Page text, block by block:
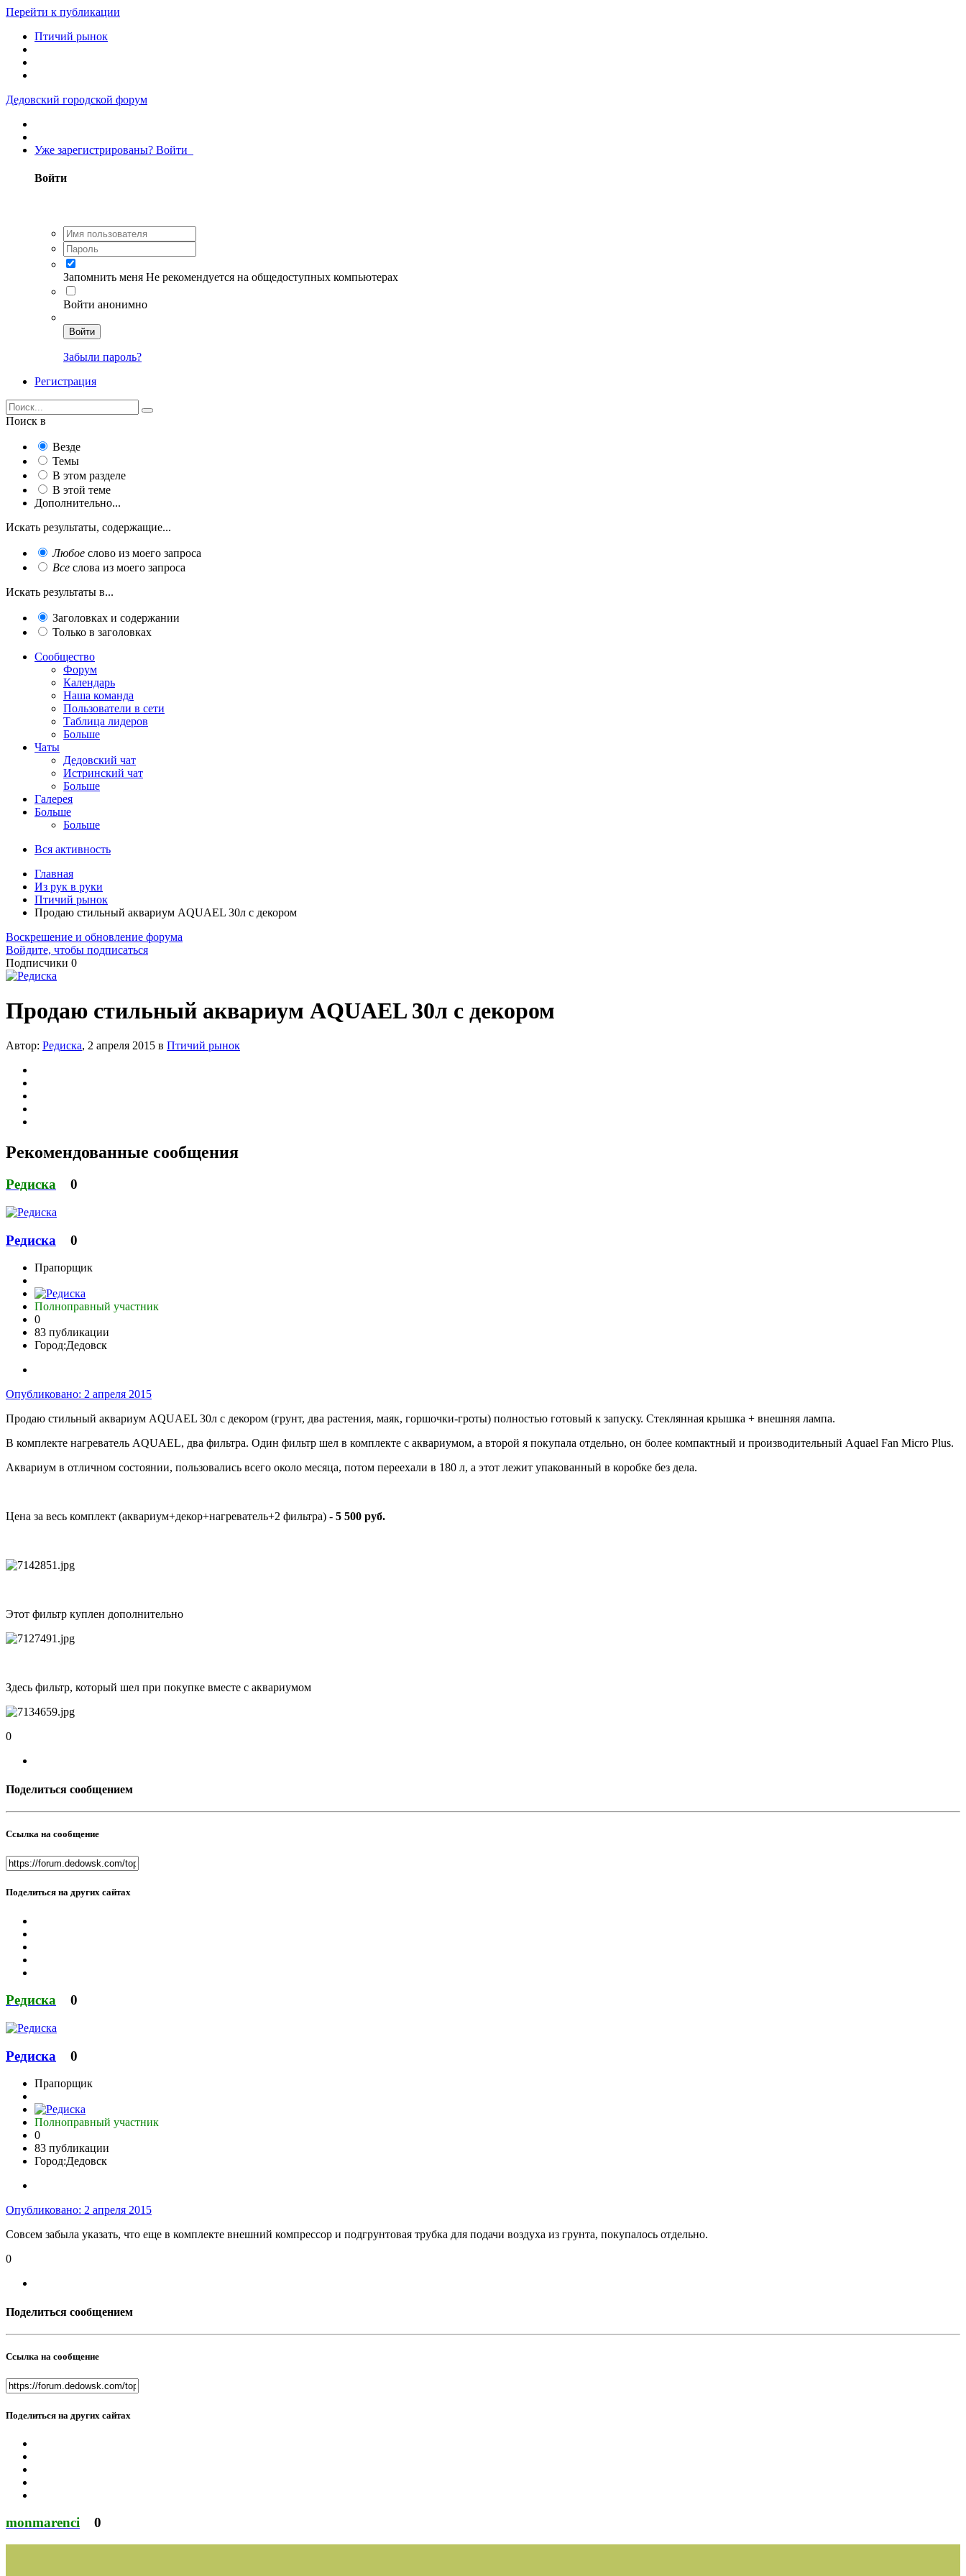
Перейти к публикации
Птичий рынок
Дедовский городской форум
Уже зарегистрированы? Войти
Войти
Запомнить меня Не рекомендуется на общедоступных компьютерах
Войти анонимно
Войти
Забыли пароль?
Регистрация
Поиск в
Везде
Темы
В этом разделе
В этой теме
Дополнительно...
Искать результаты, содержащие...
Любое слово из моего запроса
Все слова из моего запроса
Искать результаты в...
Заголовках и содержании
Только в заголовках
Сообщество
Форум
Календарь
Наша команда
Пользователи в сети
Таблица лидеров
Больше
Чаты
Дедовский чат
Истринский чат
Больше
Галерея
Больше
Больше
Вся активность
Главная
Из рук в руки
Птичий рынок
Продаю стильный аквариум AQUAEL 30л с декором
Воскрешение и обновление форума
Войдите, чтобы подписаться
Подписчики 0
Продаю стильный аквариум AQUAEL 30л с декором
Автор: Редиска, 2 апреля 2015 в Птичий рынок
Рекомендованные сообщения
Редиска 0
Редиска 0
Прапорщик
Полноправный участник
0
83 публикации
Город:Дедовск
Опубликовано: 2 апреля 2015
Продаю стильный аквариум AQUAEL 30л с декором (грунт, два растения, маяк, горшочки-гроты) полностью готовый к запуску. Стеклянная крышка + внешняя лампа.
В комплекте нагреватель AQUAEL, два фильтра. Один фильтр шел в комплекте с аквариумом, а второй я покупала отдельно, он более компактный и производительный Aquael Fan Micro Plus.
Аквариум в отличном состоянии, пользовались всего около месяца, потом переехали в 180 л, а этот лежит упакованный в коробке без дела.
Цена за весь комплект (аквариум+декор+нагреватель+2 фильтра) - 5 500 руб.
Этот фильтр куплен дополнительно
Здесь фильтр, который шел при покупке вместе с аквариумом
0
Поделиться сообщением
Ссылка на сообщение
Поделиться на других сайтах
Редиска 0
Редиска 0
Прапорщик
Полноправный участник
0
83 публикации
Город:Дедовск
Опубликовано: 2 апреля 2015
Совсем забыла указать, что еще в комплекте внешний компрессор и подгрунтовая трубка для подачи воздуха из грунта, покупалось отдельно.
0
Поделиться сообщением
Ссылка на сообщение
Поделиться на других сайтах
monmarenci 0